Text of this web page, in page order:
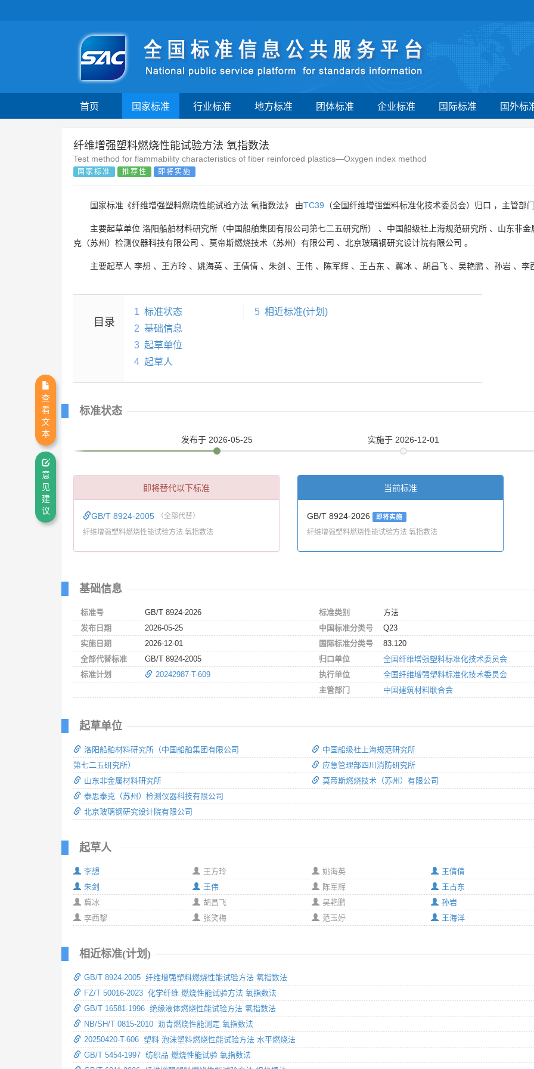
首页 国家标准 行业标准 地方标准 团体标准 企业标准 国际标准 国外标
纤维增强塑料燃烧性能试验方法 氧指数法
Test method for flammability characteristics of fiber reinforced plastics—Oxygen index method
国家标准 推荐性 即将实施
国家标准《纤维增强塑料燃烧性能试验方法 氧指数法》 由TC39 （全国纤维增强塑料标准化技术委员会）归口 ，主管部
主要起草单位 洛阳船舶材料研究所（中国船舶集团有限公司第七二五研究所） 、 中国船级社上海规范研究所 、 山东非金
克（苏州）检测仪器科技有限公司 、 莫帝斯燃烧技术（苏州）有限公司 、 北京玻璃钢研究设计院有限公司 。
主要起草人 李想 、 王方玲 、 姚海英 、 王倩倩 、 朱剑 、 王伟 、 陈军辉 、 王占东 、 冀冰 、 胡昌飞 、 吴艳鹏 、 孙岩 、 李
目录
1 标准状态
2 基础信息
3 起草单位
4 起草人
5 相近标准(计划)
标准状态
发布于 2026-05-25 实施于 2026-12-01
即将替代以下标准
GB/T 8924-2005 （全部代替）
纤维增强塑料燃烧性能试验方法 氧指数法
当前标准
GB/T 8924-2026 即将实施
纤维增强塑料燃烧性能试验方法 氧指数法
基础信息
标准号
GB/T 8924-2026
发布日期
2026-05-25
实施日期
2026-12-01
全部代替标准
GB/T 8924-2005
标准计划
20242987-T-609
标准类别
方法
中国标准分类号
Q23
国际标准分类号
83.120
归口单位
全国纤维增强塑料标准化技术委员会
执行单位
全国纤维增强塑料标准化技术委员会
主管部门
中国建筑材料联合会
起草单位
洛阳船舶材料研究所（中国船舶集团有限公司
第七二五研究所）
山东非金属材料研究所
泰思泰克（苏州）检测仪器科技有限公司
北京玻璃钢研究设计院有限公司
中国船级社上海规范研究所
应急管理部四川消防研究所
莫帝斯燃烧技术（苏州）有限公司
起草人
李想
王方玲
朱剑
王伟
冀冰
胡昌飞
李西黎
张笑梅
姚海英
王倩倩
陈军辉
王占东
吴艳鹏
孙岩
范玉婷
王海洋
相近标准(计划)
GB/T 8924-2005 纤维增强塑料燃烧性能试验方法 氧指数法
FZ/T 50016-2023 化学纤维 燃烧性能试验方法 氧指数法
GB/T 16581-1996 绝缘液体燃烧性能试验方法 氧指数法
NB/SH/T 0815-2010 沥青燃烧性能测定 氧指数法
20250420-T-606 塑料 泡沫塑料燃烧性能试验方法 水平燃烧法
GB/T 5454-1997 纺织品 燃烧性能试验 氧指数法
查
看
文
本
意
见
建
议